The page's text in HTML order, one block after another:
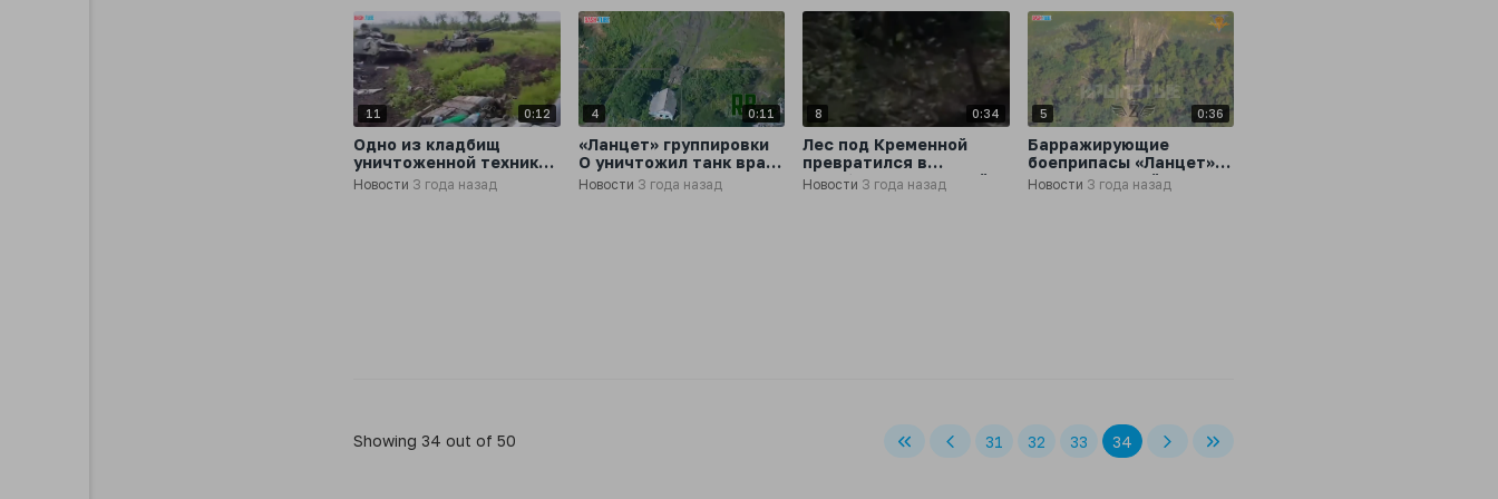
11 0:12
Одно из кладбищ
уничтоженной техники
ВСУ на Ореховском
направлении
Новости 3 года назад
4 0:11
«Ланцет» группировки
О️ уничтожил танк врага
на Красно-Лиманском
направлении
Новости 3 года назад
8 0:34
Лес под Кременной
превратился в
кладбище украинской
бронетехники
Новости 3 года назад
5 0:36
Барражирующие
боеприпасы «Ланцет»
подразделений ВДВ
охотятся за танками
Новости 3 года назад
Showing 34 out of 50 31 32 33 34